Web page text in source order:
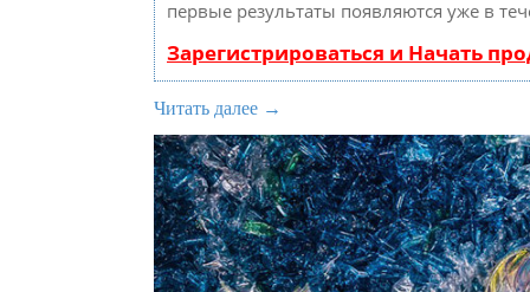
первые результаты появляются уже в
Зарегистрироваться и Начать
Читать далее →